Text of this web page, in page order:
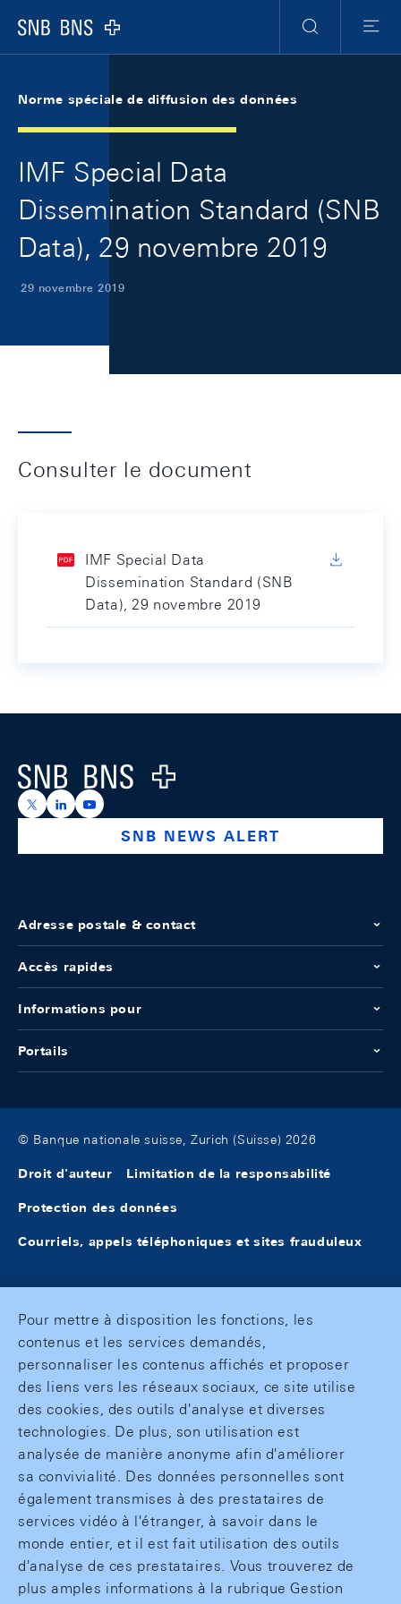
Logo
RechercheMenu
Norme spéciale de diffusion des données
IMF Special Data
Dissemination Standard (SNB
Data), 29 novembre 2019
29 novembre 2019
Consulter le document
IMF Special Data
Dissemination Standard (SNB
Data), 29 novembre 2019
Logo
https://x.com/snb_bns
https://ch.linkedin.com/company/swiss-national-
https://www.youtube.com/@swissnationalbank
SNB NEWS ALERT
Adresse postale & contact
Accès rapides
Informations pour
Portails
© Banque nationale suisse, Zurich (Suisse) 2026
Droit d'auteur Limitation de la responsabilité
Protection des données
Courriels, appels téléphoniques et sites frauduleux
Pour mettre à disposition les fonctions, les
contenus et les services demandés,
personnaliser les contenus affichés et proposer
des liens vers les réseaux sociaux, ce site utilise
des cookies, des outils d'analyse et diverses
technologies. De plus, son utilisation est
analysée de manière anonyme afin d'améliorer
sa convivialité. Des données personnelles sont
également transmises à des prestataires de
services vidéo à l'étranger, à savoir dans le
monde entier, et il est fait utilisation des outils
d'analyse de ces prestataires. Vous trouverez de
plus amples informations à la rubrique Gestion